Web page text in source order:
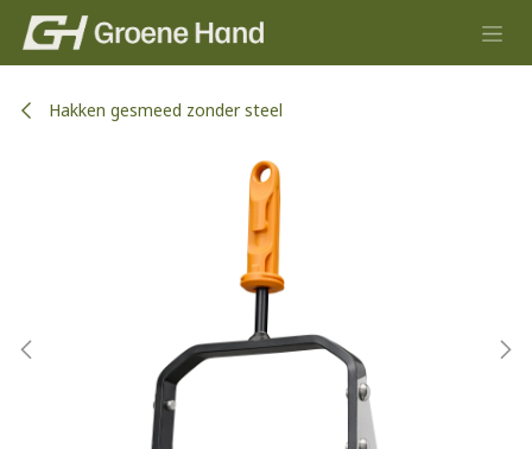
Overslaan naar inhoud
Hakken gesmeed zonder steel